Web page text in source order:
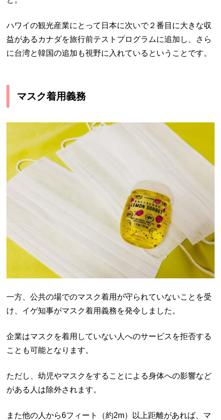
ハワイの観光産業にとって日本に次いで２番目に大きな収
益があるカナダを旅行前テストプログラムに追加し、さら
に台湾と韓国の追加も視野に入れているということです。
マスク着用義務
一方、公共の場でのマスク着用が守られていないことを受
け、イゲ知事がマスク着用義務を発令しました。
企業はマスクを着用していない人へのサービスを拒否する
ことも可能となります。
ただし、幼児やマスクをすることによる身体への影響など
がある人は除外されます。
また他の人から6フィート（約2m）以上距離があれば、マ